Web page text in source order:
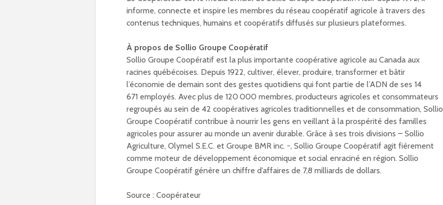
informe, connecte et inspire les membres du réseau coopératif agricole à travers des
contenus techniques, humains et coopératifs diffusés sur plusieurs plateformes.
À propos de Sollio Groupe Coopératif
Sollio Groupe Coopératif est la plus importante coopérative agricole au Canada aux
racines québécoises. Depuis 1922, cultiver, élever, produire, transformer et bâtir
l’économie de demain sont des gestes quotidiens qui font partie de l’ADN de ses 14
671 employés. Avec plus de 120 000 membres, producteurs agricoles et consommateurs
regroupés au sein de 42 coopératives agricoles traditionnelles et de consommation, Sollio
Groupe Coopératif contribue à nourrir les gens en veillant à la prospérité des familles
agricoles pour assurer au monde un avenir durable. Grâce à ses trois divisions – Sollio
Agriculture, Olymel S.E.C. et Groupe BMR inc. -, Sollio Groupe Coopératif agit fièrement
comme moteur de développement économique et social enraciné en région. Sollio
Groupe Coopératif génère un chiffre d’affaires de 7,8 milliards de dollars.
Source : Coopérateur